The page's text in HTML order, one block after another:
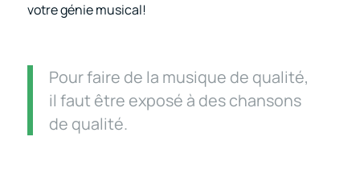
votre génie musical!
Pour faire de la musique de qualité,
il faut être exposé à des chansons
de qualité.